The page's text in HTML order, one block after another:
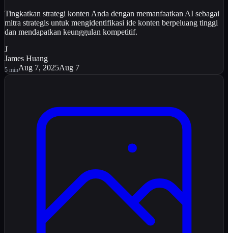
Tingkatkan strategi konten Anda dengan memanfaatkan AI sebagai
mitra strategis untuk mengidentifikasi ide konten berpeluang tinggi
dan mendapatkan keunggulan kompetitif.
J
James Huang
5 minAug 7, 2025Aug 7